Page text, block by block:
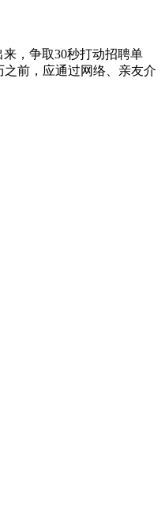
，争取30秒打动招聘单
前，应通过网络、亲友介